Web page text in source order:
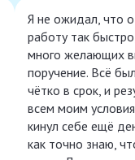
Я не ожидал, что
работу так
много желающих
поручение. Всё
чётко в срок, и
всем моим
кинул себе ещё
как точно знаю,